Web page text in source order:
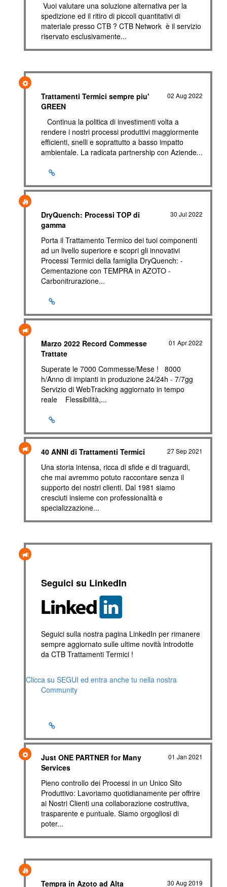
Vuoi valutare una soluzione alternativa per la
spedizione ed il ritiro di piccoli quantitativi di
materiale presso CTB ? CTB Network è il servizio
riservato esclusivamente...
02 Aug 2022
Trattamenti Termici sempre piu'
GREEN
Continua la politica di investimenti volta a
rendere i nostri processi produttivi maggiormente
efficienti, snelli e soprattutto a basso impatto
ambientale. La radicata partnership con Aziende...
30 Jul 2022
DryQuench: Processi TOP di
gamma
Porta il Trattamento Termico dei tuoi componenti
ad un livello superiore e scopri gli innovativi
Processi Termici della famiglia DryQuench: -
Cementazione con TEMPRA in AZOTO -
Carbonitrurazione...
01 Apr 2022
Marzo 2022 Record Commesse
Trattate
Superate le 7000 Commesse/Mese ! 8000
h/Anno di impianti in produzione 24/24h - 7/7gg
Servizio di WebTracking aggiornato in tempo
reale Flessibilità,...
27 Sep 2021
40 ANNI di Trattamenti Termici
Una storia intensa, ricca di sfide e di traguardi,
che mai avremmo potuto raccontare senza il
supporto dei nostri clienti. Dal 1981 siamo
cresciuti insieme con professionalità e
specializzazione...
Seguici su LinkedIn
Seguici sulla nostra pagina LinkedIn per rimanere
sempre aggiornato sulle ultime novità introdotte
da CTB Trattamenti Termici !
Clicca su SEGUI ed entra anche tu nella nostra
Community
01 Jan 2021
Just ONE PARTNER for Many
Services
Pieno controllo dei Processi in un Unico Sito
Produttivo: Lavoriamo quotidianamente per offrire
ai Nostri Clienti una collaborazione costruttiva,
trasparente e puntuale. Siamo orgogliosi di
poter...
30 Aug 2019
Tempra in Azoto ad Alta